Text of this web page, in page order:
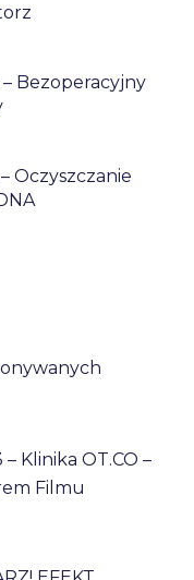
Bezoperacyjny
Oczyszczanie
– Klinika OT.CO –
Filmu